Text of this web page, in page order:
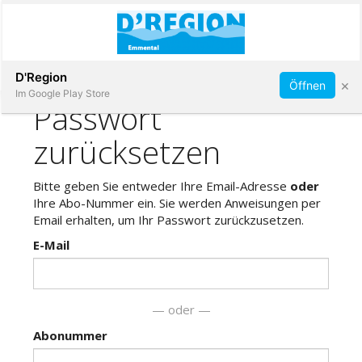
Immobilien
Veranstaltungen
Stellen
Abonnieren
D'Region
Im Google Play Store
Öffnen ×